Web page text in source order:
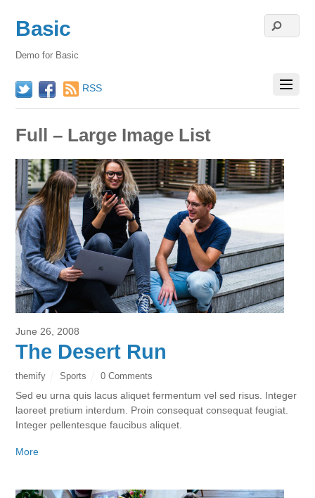
Basic
Demo for Basic
Twitter Facebook
RSS
Full – Large Image List
June 26, 2008
The Desert Run
themify Sports 0 Comments
Sed eu urna quis lacus aliquet fermentum vel sed risus. Integer
laoreet pretium interdum. Proin consequat consequat feugiat.
Integer pellentesque faucibus aliquet.
More